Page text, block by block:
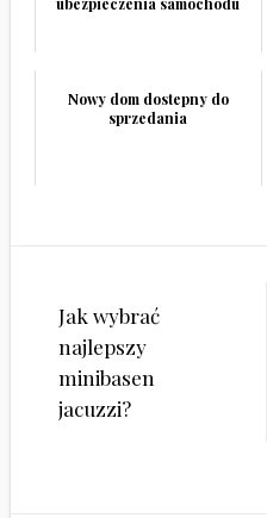
ubezpieczenia samochodu
Nowy dom dostepny do
sprzedania
Nawigacja
wpisu
Jak wybrać
najlepszy
minibasen
jacuzzi?